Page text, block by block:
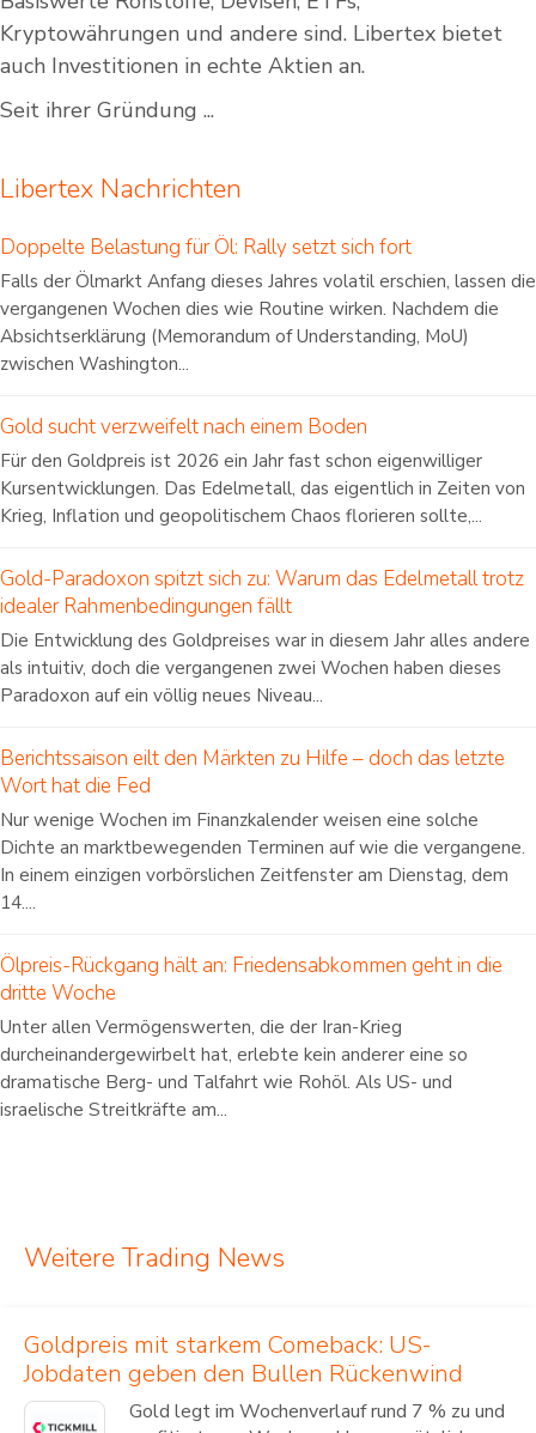
Kryptowährungen und andere sind. Libertex bietet
auch Investitionen in echte Aktien an.
Seit ihrer Gründung ...
Libertex Nachrichten
Doppelte Belastung für Öl: Rally setzt sich fort
Falls der Ölmarkt Anfang dieses Jahres volatil erschien, lassen die
vergangenen Wochen dies wie Routine wirken. Nachdem die
Absichtserklärung (Memorandum of Understanding, MoU)
zwischen Washington...
Gold sucht verzweifelt nach einem Boden
Für den Goldpreis ist 2026 ein Jahr fast schon eigenwilliger
Kursentwicklungen. Das Edelmetall, das eigentlich in Zeiten von
Krieg, Inflation und geopolitischem Chaos florieren sollte,...
Gold-Paradoxon spitzt sich zu: Warum das Edelmetall trotz
idealer Rahmenbedingungen fällt
Die Entwicklung des Goldpreises war in diesem Jahr alles andere
als intuitiv, doch die vergangenen zwei Wochen haben dieses
Paradoxon auf ein völlig neues Niveau...
Berichtssaison eilt den Märkten zu Hilfe – doch das letzte
Wort hat die Fed
Nur wenige Wochen im Finanzkalender weisen eine solche
Dichte an marktbewegenden Terminen auf wie die vergangene.
In einem einzigen vorbörslichen Zeitfenster am Dienstag, dem
14....
Ölpreis-Rückgang hält an: Friedensabkommen geht in die
dritte Woche
Unter allen Vermögenswerten, die der Iran-Krieg
durcheinandergewirbelt hat, erlebte kein anderer eine so
dramatische Berg- und Talfahrt wie Rohöl. Als US- und
israelische Streitkräfte am...
Weitere Trading News
Goldpreis mit starkem Comeback: US-
Jobdaten geben den Bullen Rückenwind
Gold legt im Wochenverlauf rund 7 % zu und